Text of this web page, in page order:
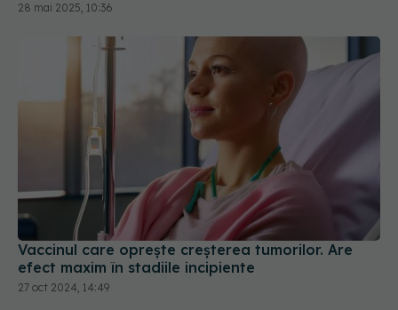
Vaccinul care oprește creșterea tumorilor. Are
efect maxim în stadiile incipiente
27 oct 2024, 14:49